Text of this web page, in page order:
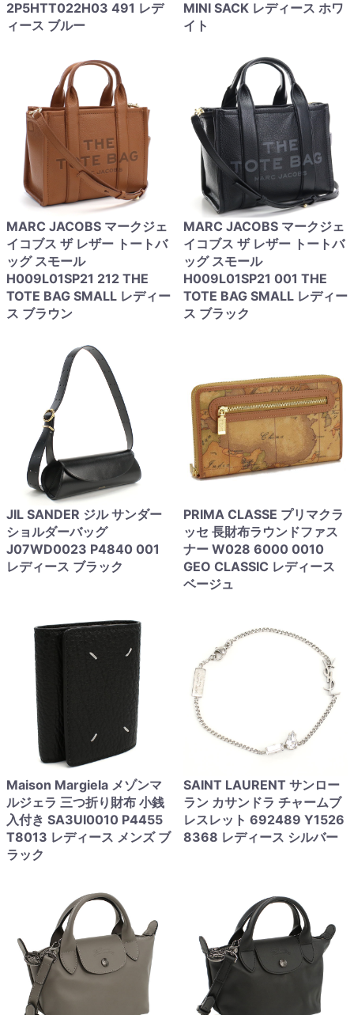
2P5HTT022H03 491 レデ
ィース ブルー
MINI SACK レディース ホワ
イト
MARC JACOBS マークジェ
イコブス ザ レザー トートバ
ッグ スモール
H009L01SP21 212 THE
TOTE BAG SMALL レディー
ス ブラウン
MARC JACOBS マークジェ
イコブス ザ レザー トートバ
ッグ スモール
H009L01SP21 001 THE
TOTE BAG SMALL レディー
ス ブラック
JIL SANDER ジル サンダー
ショルダーバッグ
J07WD0023 P4840 001
レディース ブラック
PRIMA CLASSE プリマクラ
ッセ 長財布ラウンドファス
ナー W028 6000 0010
GEO CLASSIC レディース
ベージュ
Maison Margiela メゾンマ
ルジェラ 三つ折り財布 小銭
入付き SA3UI0010 P4455
T8013 レディース メンズ ブ
ラック
SAINT LAURENT サンロー
ラン カサンドラ チャームブ
レスレット 692489 Y1526
8368 レディース シルバー